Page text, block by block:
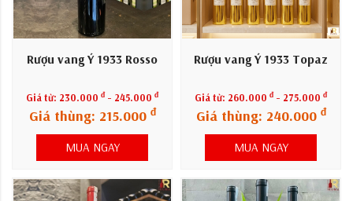
Rượu vang Ý 1933 Rosso
Giá từ: 230.000 đ - 245.000 đ
Giá thùng: 215.000 đ
MUA NGAY
Rượu vang Ý 1933 Topaz
Giá từ: 260.000 đ - 275.000 đ
Giá thùng: 240.000 đ
MUA NGAY